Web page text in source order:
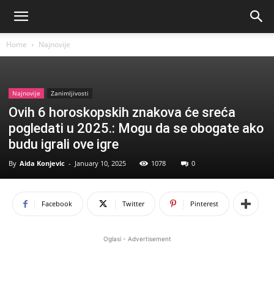
Home Najnovije
Najnovije Zanimljivosti
Ovih 6 horoskopskih znakova će sreća
pogledati u 2025.: Mogu da se obogate ako
budu igrali ove igre
By Aida Konjevic - January 10, 2025 1078 0
Facebook Twitter Pinterest
Oglasi - Advertisement